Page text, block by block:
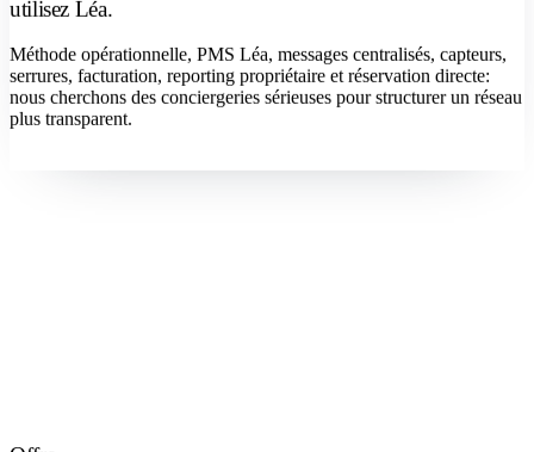
utilisez Léa.
Méthode opérationnelle, PMS Léa, messages centralisés, capteurs,
serrures, facturation, reporting propriétaire et réservation directe:
nous cherchons des conciergeries sérieuses pour structurer un réseau
plus transparent.